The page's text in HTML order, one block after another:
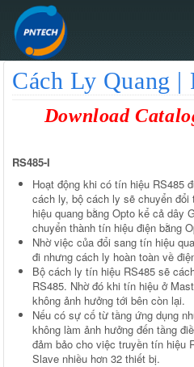
Cách Ly Quang |
Download
RS485-I
Hoạt động khi có tín hiệu RS485
cách ly, bộ cách ly sẽ chuyển
hiệu quang bằng Opto kể cả dây
chuyển thành tín hiệu điện bằng
Nhờ việc của đổi sang tín hiệu
đi nhưng cách ly hoàn toàn về
Bộ cách ly tín hiệu RS485 sẽ
RS485. Nhờ đó khi tín hiệu ở
không ảnh hưởng tới bên còn lại.
Nếu có sự cố từ tầng ứng dụng
không làm ảnh hưởng đến tầng
đảm bảo cho việc truyền tín hiệu
Slave nhiều hơn 32 thiết bị.